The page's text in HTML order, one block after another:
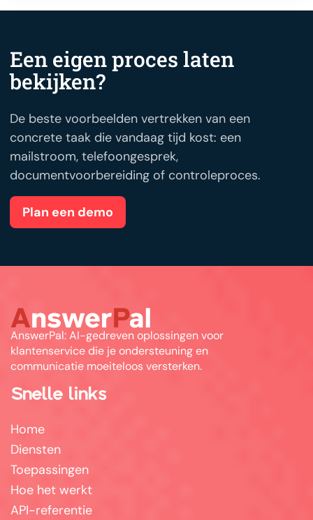
Een eigen proces laten
bekijken?
De beste voorbeelden vertrekken van een
concrete taak die vandaag tijd kost: een
mailstroom, telefoongesprek,
documentvoorbereiding of controleproces.
Plan een demo
AnswerPal: AI-gedreven oplossingen voor
klantenservice die je ondersteuning en
communicatie moeiteloos versterken.
Snelle links
Home
Diensten
Toepassingen
Hoe het werkt
API-referentie